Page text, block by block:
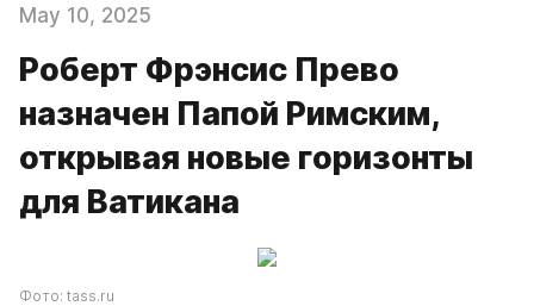
May 10, 2025
Роберт Фрэнсис Прево
назначен Папой Римским,
открывая новые горизонты
для Ватикана
Фото: tass.ru